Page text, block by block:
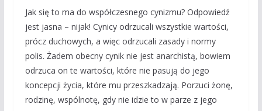
Jak się to ma do współczesnego cynizmu? Odpowiedź
jest jasna – nijak! Cynicy odrzucali wszystkie wartości,
prócz duchowych, a więc odrzucali zasady i normy
polis. Żadem obecny cynik nie jest anarchistą, bowiem
odrzuca on te wartości, które nie pasują do jego
koncepcji życia, które mu przeszkadzają. Porzuci żonę,
rodzinę, wspólnotę, gdy nie idzie to w parze z jego